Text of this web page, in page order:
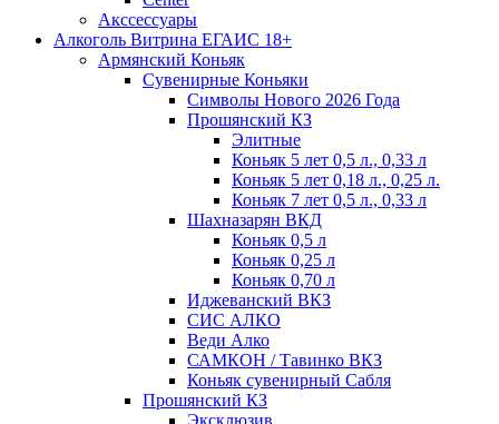
Акссессуары
Алкоголь Витрина ЕГАИС 18+
Армянский Коньяк
Сувенирные Коньяки
Символы Нового 2026 Года
Прошянский КЗ
Элитные
Коньяк 5 лет 0,5 л., 0,33 л
Коньяк 5 лет 0,18 л., 0,25 л.
Коньяк 7 лет 0,5 л., 0,33 л
Шахназарян ВКД
Коньяк 0,5 л
Коньяк 0,25 л
Коньяк 0,70 л
Иджеванский ВКЗ
СИС АЛКО
Веди Алко
САМКОН / Тавинко ВКЗ
Коньяк сувенирный Сабля
Прошянский КЗ
Эксклюзив